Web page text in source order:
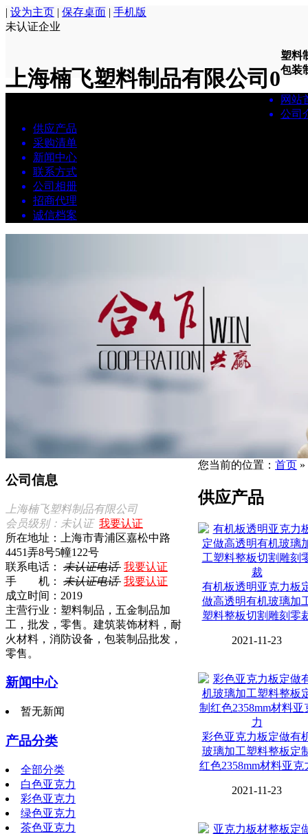
| 设为主页 | 保存桌面 | 手机版
未认证企业
上海楠飞塑料制品有限公司 0
塑料
包装
网站
公司
供应产品
采购清单
新闻中心
联系方式
公司相册
招商代理
诚信档案
公司信息
上海楠飞塑料制品有限公司
会员级别：未认证 我要认证
所在地址：上海市青浦区嘉松中路
4451弄8号5幢122号
联系电话： 未认证电话 我要认证
手 机： 未认证电话 我要认证
成立时间：2019
主营行业：塑料制品，五金制品加
工，批发，零售。建筑装饰材料，耐
火材料，消防设备，包装制品批发，
零售。
新闻中心
暂无新闻
产品分类
全部分类
白色亚克力
彩色亚克力
绿色亚克力
茶色亚克力
您当前的位置： 首页 »
供应产品
有机板透明亚克力板
做高透明有机玻璃加
塑料整板切割雕刻零
2021-11-23
彩色亚克力板定做有
玻璃加工塑料整板定
红色2358mm材料亚克
2021-11-23